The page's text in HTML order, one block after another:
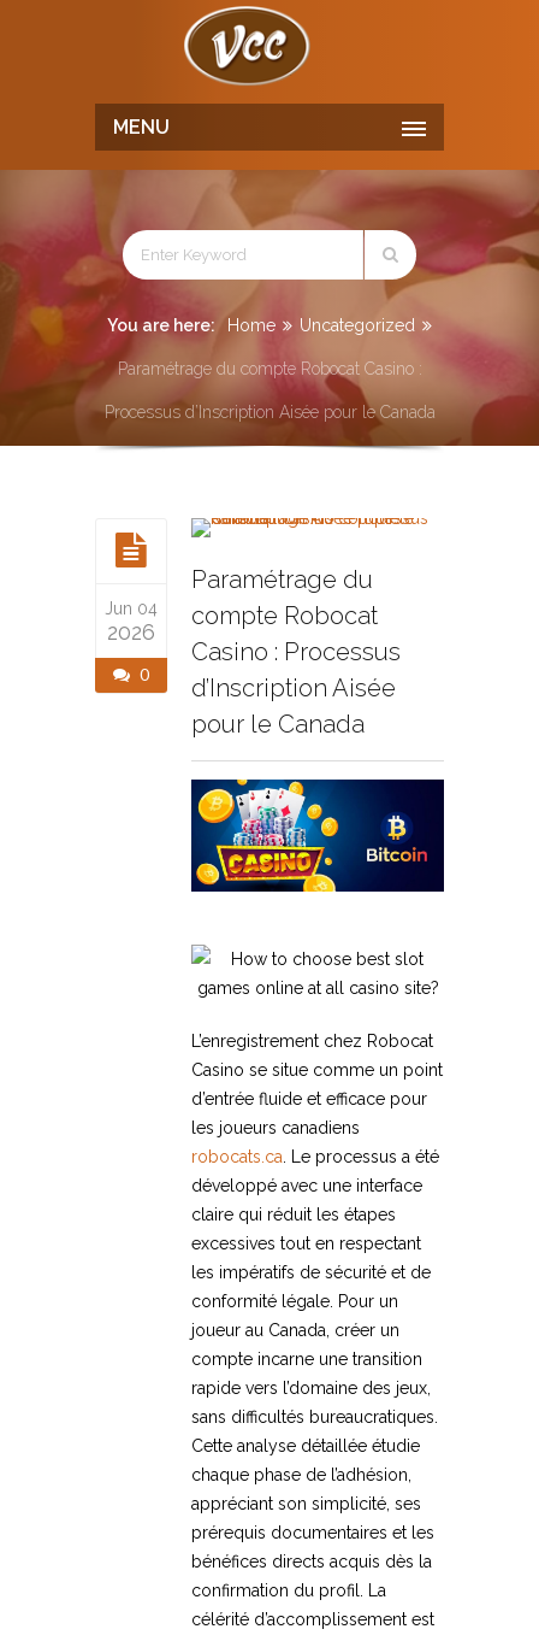
MENU
You are here: Home Uncategorized
Paramétrage du compte Robocat Casino :
Processus d’Inscription Aisée pour le Canada
Jun 04
2026
0
Paramétrage du
compte Robocat
Casino : Processus
d’Inscription Aisée
pour le Canada
L’enregistrement chez Robocat
Casino se situe comme un point
d’entrée fluide et efficace pour
les joueurs canadiens
robocats.ca . Le processus a été
développé avec une interface
claire qui réduit les étapes
excessives tout en respectant
les impératifs de sécurité et de
conformité légale. Pour un
joueur au Canada, créer un
compte incarne une transition
rapide vers l’domaine des jeux,
sans difficultés bureaucratiques.
Cette analyse détaillée étudie
chaque phase de l’adhésion,
appréciant son simplicité, ses
prérequis documentaires et les
bénéfices directs acquis dès la
confirmation du profil. La
célérité d’accomplissement est